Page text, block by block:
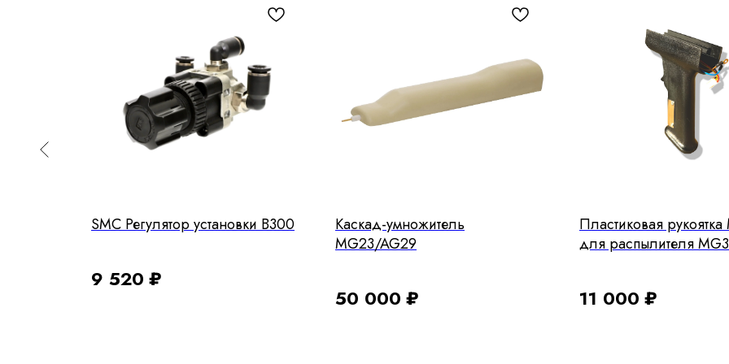
SMC Регулятор установки В300
9 520 ₽
Каскад-умножитель
MG23/AG29
50 000 ₽
Пластиковая
для распылителя
11 000 ₽